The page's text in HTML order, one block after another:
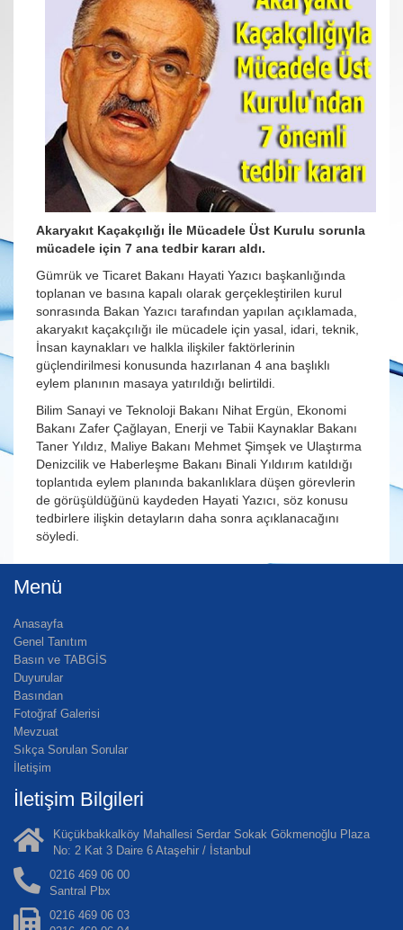
Akaryakıt Kaçakçılığı İle Mücadele Üst Kurulu sorunla
mücadele için 7 ana tedbir kararı aldı.
Gümrük ve Ticaret Bakanı Hayati Yazıcı başkanlığında
toplanan ve basına kapalı olarak gerçekleştirilen kurul
sonrasında Bakan Yazıcı tarafından yapılan açıklamada,
akaryakıt kaçakçılığı ile mücadele için yasal, idari, teknik,
İnsan kaynakları ve halkla ilişkiler faktörlerinin
güçlendirilmesi konusunda hazırlanan 4 ana başlıklı
eylem planının masaya yatırıldığı belirtildi.
Bilim Sanayi ve Teknoloji Bakanı Nihat Ergün, Ekonomi
Bakanı Zafer Çağlayan, Enerji ve Tabii Kaynaklar Bakanı
Taner Yıldız, Maliye Bakanı Mehmet Şimşek ve Ulaştırma
Denizcilik ve Haberleşme Bakanı Binali Yıldırım katıldığı
toplantıda eylem planında bakanlıklara düşen görevlerin
de görüşüldüğünü kaydeden Hayati Yazıcı, söz konusu
tedbirlere ilişkin detayların daha sonra açıklanacağını
söyledi.
Menü
Anasayfa
Genel Tanıtım
Basın ve TABGİS
Duyurular
Basından
Fotoğraf Galerisi
Mevzuat
Sıkça Sorulan Sorular
İletişim
İletişim Bilgileri
Küçükbakkalköy Mahallesi Serdar Sokak Gökmenoğlu Plaza
No: 2 Kat 3 Daire 6 Ataşehir / İstanbul
0216 469 06 00
Santral Pbx
0216 469 06 03